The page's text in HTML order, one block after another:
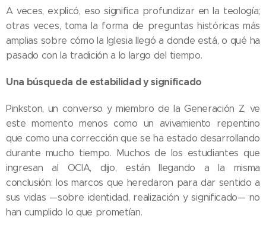
A veces, explicó, eso significa profundizar en la teología;
otras veces, toma la forma de preguntas históricas más
amplias sobre cómo la Iglesia llegó a donde está, o qué ha
pasado con la tradición a lo largo del tiempo.
Una búsqueda de estabilidad y significado
Pinkston, un converso y miembro de la Generación Z, ve
este momento menos como un avivamiento repentino
que como una corrección que se ha estado desarrollando
durante mucho tiempo. Muchos de los estudiantes que
ingresan al OCIA, dijo, están llegando a la misma
conclusión: los marcos que heredaron para dar sentido a
sus vidas —sobre identidad, realización y significado— no
han cumplido lo que prometían.